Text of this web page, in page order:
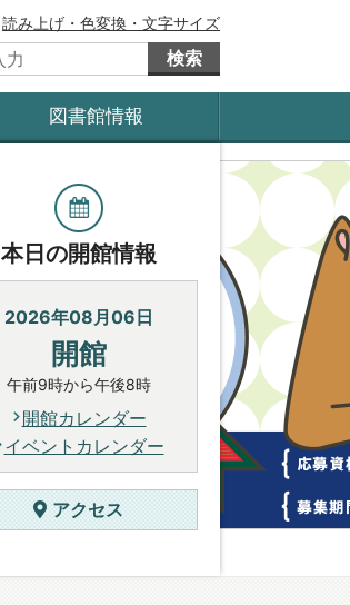
読み上げ・色変換・文字サイズ
検索
図書館情報
本日の開館情報
2026年08月06日
開館
午前9時から午後8時
開館カレンダー
イベントカレンダー
アクセス